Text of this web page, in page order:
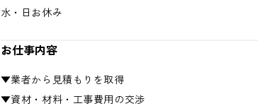
水・日お休み
お仕事内容
▼業者から見積もりを取得
▼資材・材料・工事費用の交渉